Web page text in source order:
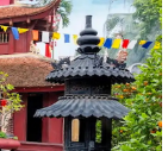
đảm an toàn phòng
an toàn sản xuất